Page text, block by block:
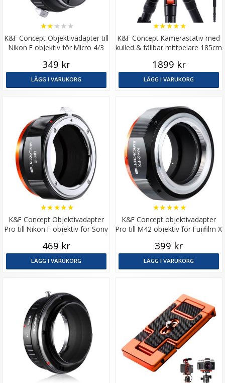
K&F Concept Objektivadapter till
Nikon F objektiv för Micro 4/3
★★ ★★ ★
349 kr
LÄGG I VARUKORG
K&F Concept Kamerastativ med
kulled & fällbar mittpelare 185cm
★★★★★
1899 kr
LÄGG I VARUKORG
K&F Concept Objektivadapter
Pro till Nikon F objektiv för Sony
★★★★★
469 kr
LÄGG I VARUKORG
K&F Concept objektivadapter
Pro till M42 objektiv för Fujifilm X
★★★★★
399 kr
LÄGG I VARUKORG